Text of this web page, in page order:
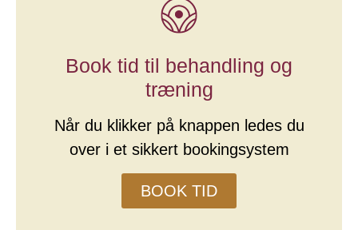
Book tid til behandling og
træning
Når du klikker på knappen ledes du
over i et sikkert bookingsystem
BOOK TID